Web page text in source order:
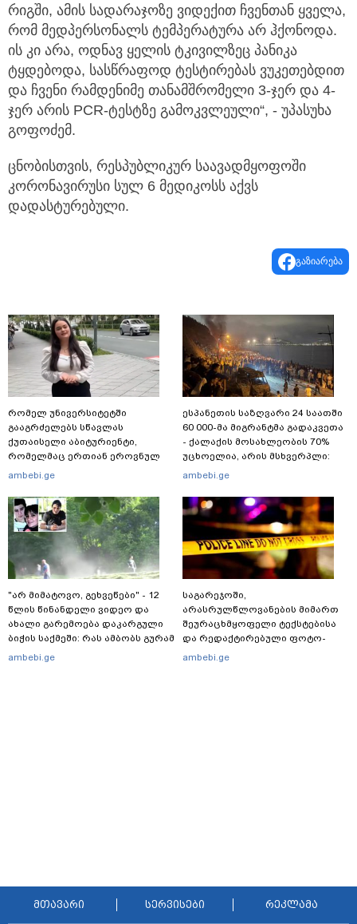
რიგში, ამის სადარაჯოზე ვიდექით ჩვენთან ყველა,
რომ მედპერსონალს ტემპერატურა არ ჰქონოდა.
ის კი არა, ოდნავ ყელის ტკივილზეც პანიკა
ტყდებოდა, სასწრაფოდ ტესტირებას ვუკეთებდით
და ჩვენი რამდენიმე თანამშრომელი 3-ჯერ და 4-
ჯერ არის PCR-ტესტზე გამოკვლეული“, - უპასუხა
გოფოძემ.
ცნობისთვის, რესპუბლიკურ საავადმყოფოში
კორონავირუსი სულ 6 მედიკოსს აქვს
დადასტურებული.
გაზიარება
რომელ უნივერსიტეტში
გააგრძელებს სწავლას
ქუთაისელი აბიტურიენტი,
რომელმაც ერთიან ეროვნულ
გამოცდებზე, ყველა საგანში
ambebi.ge
"არ მიმატოვო, გეხვეწები" - 12
წლის წინანდელი ვიდეო და
ახალი გარემოება დაკარგული
ბიჭის საქმეში: რას ამბობს გურამ
დადიანიძის დედა
ambebi.ge
ესპანეთის საზღვარი 24 საათში
60 000-მა მიგრანტმა გადაკვეთა
- ქალაქის მოსახლეობის 70%
უცხოელია, არის მსხვერპლი:
ბოლო ცნობები სეუტადან,
გასვლის ეშინიათ
ambebi.ge
საგარეჯოში,
არასრულწლოვანების მიმართ
შეურაცხმყოფელი ტექსტებისა
და რედაქტირებული ფოტო-
ვიდეომასალის გავრცელების
ambebi.ge
მთავარი სერვისები რეკლამა